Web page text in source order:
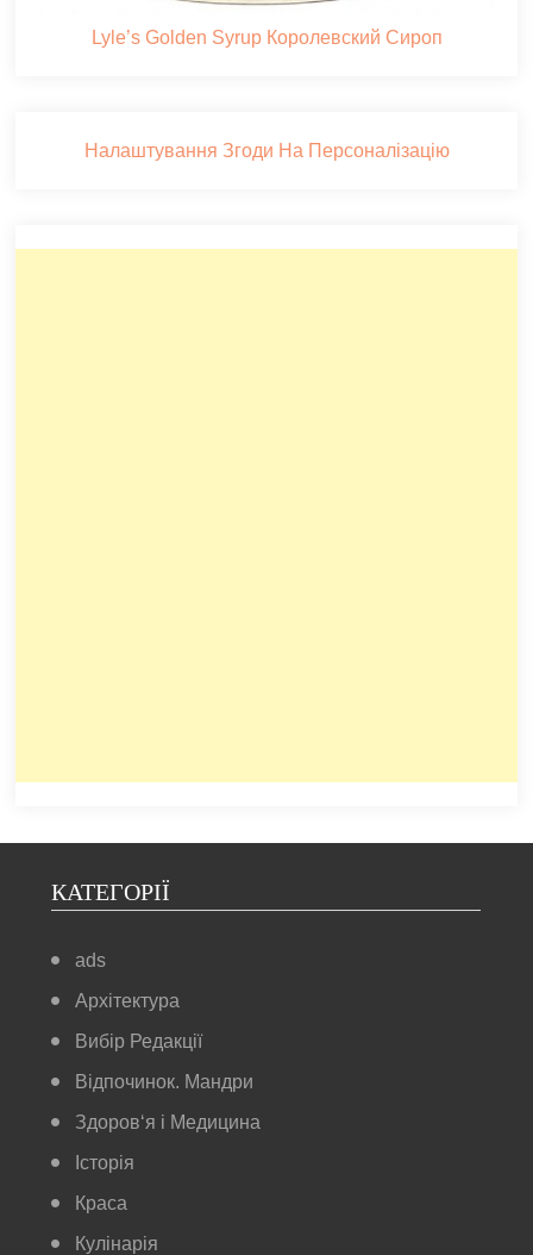
Lyle’s Golden Syrup Королевский Сироп
Налаштування Згоди На Персоналізацію
КАТЕГОРІЇ
ads
Архітектура
Вибір Редакції
Відпочинок. Мандри
Здоров‘я і Медицина
Історія
Краса
Кулінарія